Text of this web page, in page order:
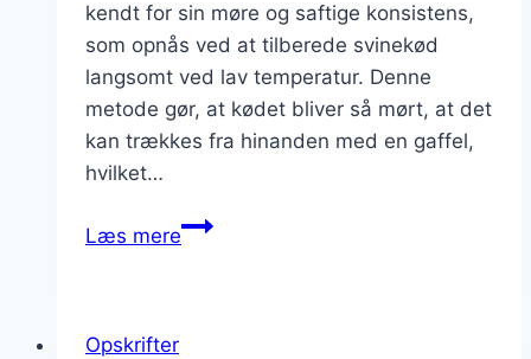
kendt for sin møre og saftige konsistens,
som opnås ved at tilberede svinekød
langsomt ved lav temperatur. Denne
metode gør, at kødet bliver så mørt, at det
kan trækkes fra hinanden med en gaffel,
hvilket…
Læs merePulled
Opskrifter